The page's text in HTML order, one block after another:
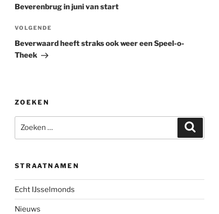
Beverenbrug in juni van start
Volgend
bericht
VOLGENDE
Beverwaard heeft straks ook weer een Speel-o-
Theek
ZOEKEN
naar:
STRAATNAMEN
Echt IJsselmonds
Nieuws